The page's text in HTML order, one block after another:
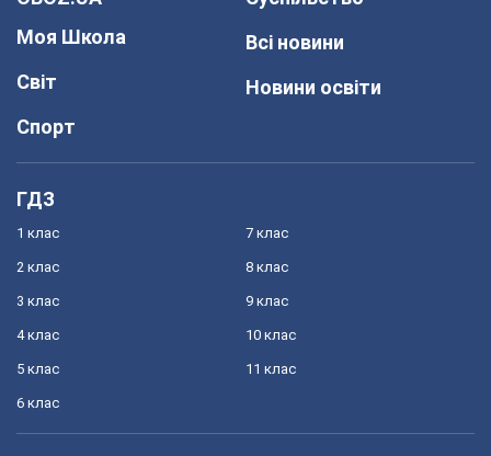
Моя Школа
Світ
Спорт
Всі новини
Новини освіти
ГДЗ
1 клас
2 клас
3 клас
4 клас
5 клас
6 клас
7 клас
8 клас
9 клас
10 клас
11 клас